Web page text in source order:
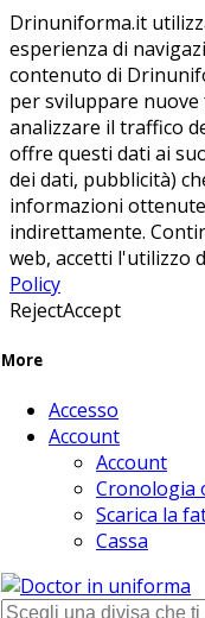
Drinuniforma.it
esperienza di
contenuto di
per sviluppare
analizzare il traffico
offre questi dati ai
dei dati, pubblicità)
informazioni
indirettamente.
web, accetti l'utilizzo
Policy
RejectAccept
More
Accesso
Account
Account
Cronologia
Scarica la
Cassa